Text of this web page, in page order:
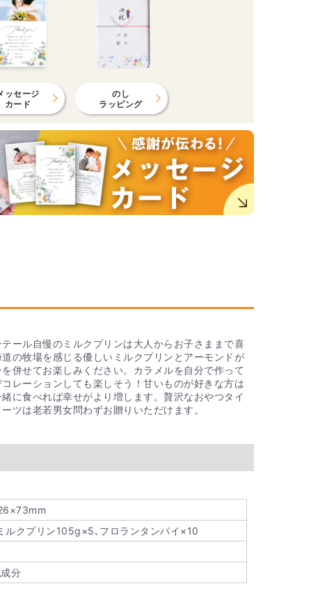
ッセージ
カード
のし
ラッピング
ール自慢のミルクプリンは大人からお子さままで喜
の牧場を感じる優しいミルクプリンとアーモンドが
併せてお楽しみください。カラメルを自分で作って
レーションしても楽しそう！甘いものが好きな方は
に食べれば幸せがより増します。贅沢なおやつタイ
ツは老若男女問わずお贈りいただけます。
ルクプリン105g×5､フロランタンパイ×10
分